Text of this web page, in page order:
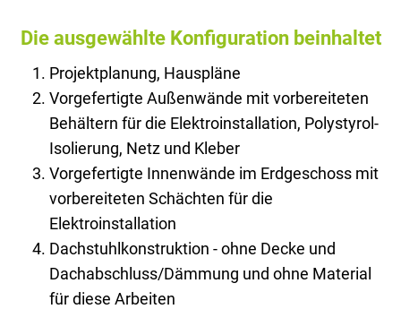
Die ausgewählte Konfiguration beinhaltet
Projektplanung, Hauspläne
Vorgefertigte Außenwände mit vorbereiteten
Behältern für die Elektroinstallation, Polystyrol-
Isolierung, Netz und Kleber
Vorgefertigte Innenwände im Erdgeschoss mit
vorbereiteten Schächten für die
Elektroinstallation
Dachstuhlkonstruktion - ohne Decke und
Dachabschluss/Dämmung und ohne Material
für diese Arbeiten